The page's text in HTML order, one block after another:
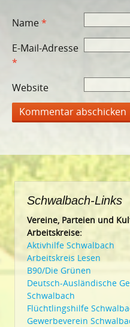
Name*
E-Mail-Adresse
*
Website
Schwalbach-Links
Vereine, Parteien und
Arbeitskreise:
Aktivhilfe Schwalbach
Arbeitskreis Lesen
B90/Die Grünen
Deutsch-Ausländische
Schwalbach
Flüchtlingshilfe
Gewerbeverein